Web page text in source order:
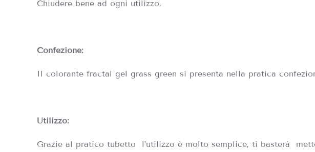
Chiudere bene ad ogni utilizzo.
Confezione:
Il colorante fractal gel grass green si presenta nella pratica
Utilizzo:
Grazie al pratico tubetto l’utilizzo è molto semplice, ti basterà